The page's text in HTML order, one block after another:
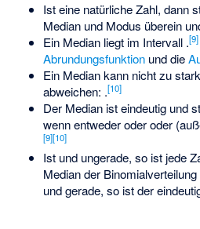
Isteine natürliche Zahl, dann
Median und Modus überein
Ein Median liegt im Intervall .[9]
Abrundungsfunktionunddie
Ein Mediankann nicht zu
abweichen: .[10]
Der Median ist eindeutig und
wenn entwederoderoder
[9][10]
Ist und ungerade, so ist jede
Median der
undgerade, so istder